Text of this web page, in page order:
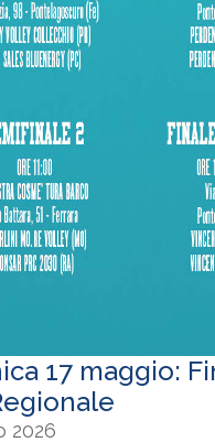
17 maggio:
2026